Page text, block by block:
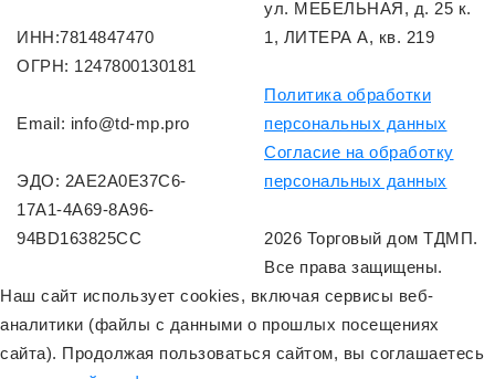
ИНН:7814847470
ОГРН: 1247800130181
Email: info@td-mp.pro
ЭДО: 2AE2A0E37C6-
17A1-4A69-8A96-
94BD163825CC
ул. МЕБЕЛЬНАЯ, д. 25 к.
1, ЛИТЕРА А, кв. 219
Политика обработки
персональных данных
Согласие на обработку
персональных данных
2026 Торговый дом ТДМП.
Все права защищены.
Наш сайт использует cookies, включая сервисы веб-
аналитики (файлы с данными о прошлых посещениях
сайта). Продолжая пользоваться сайтом, вы соглашаетесь